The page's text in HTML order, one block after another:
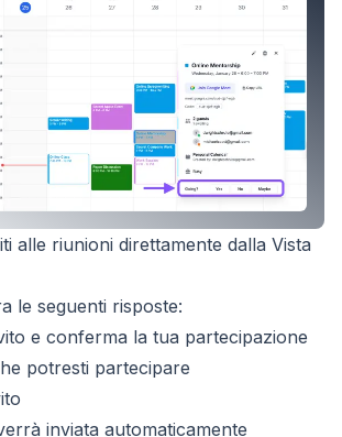
alle riunioni direttamente dalla Vista
le seguenti risposte:
e conferma la tua partecipazione
potresti partecipare
inviata automaticamente